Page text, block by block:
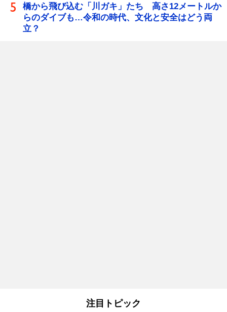
橋から飛び込む「川ガキ」たち 高さ12メートルか
らのダイブも…令和の時代、文化と安全はどう両
立？
注目トピック